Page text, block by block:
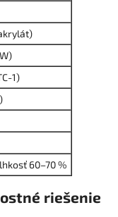
1)
60–70 %
riešenie